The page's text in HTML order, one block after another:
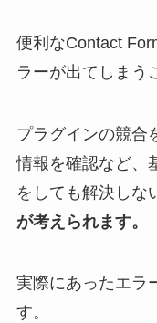
便利なContact
ラーが出てしまう
プラグインの競合
情報を確認など、
をしても解決しな
が考えられます。
実際にあったエラ
す。